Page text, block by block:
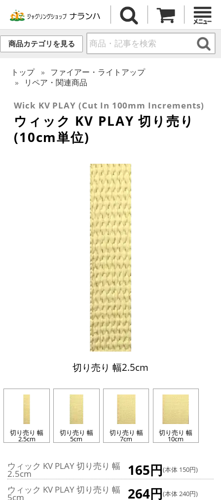
商品カテゴリを見る
トップ
ファイアー・ライトアップ
リペア・関連商品
Wick KV PLAY (Cut In 100mm Increments)
ウィック KV PLAY 切り売り
(10cm単位)
切り売り 幅2.5cm
切り売り 幅
2.5cm
切り売り 幅
5cm
切り売り 幅
7cm
切り売り 幅
10cm
ウィック KV PLAY 切り売り 幅
2.5cm 165円(本体 150円)
ウィック KV PLAY 切り売り 幅
5cm 264円(本体 240円)